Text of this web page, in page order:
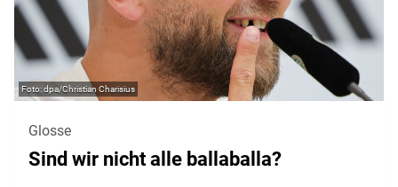
dpa/Christian Charisius
Glosse
Sind wir nicht alle ballaballa?